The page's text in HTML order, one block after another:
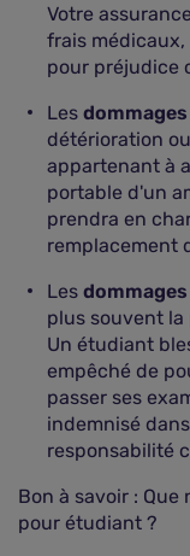
Votre
frais
pour préjudice
Les
détérioration
appartenant à
portable d'un
prendra en
remplacement
Les
plus souvent
Un étudiant
empêché de
passer ses
indemnisé
responsabilité
Bon à savoir : Que
pour étudiant ?